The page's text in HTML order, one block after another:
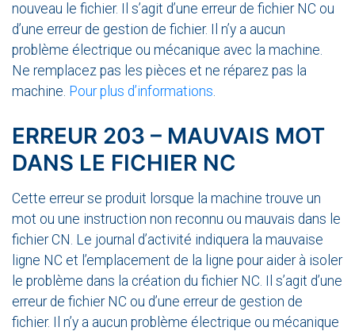
nouveau le fichier. Il s’agit d’une erreur de fichier NC ou
d’une erreur de gestion de fichier. Il n’y a aucun
problème électrique ou mécanique avec la machine.
Ne remplacez pas les pièces et ne réparez pas la
machine. Pour plus d’informations.
ERREUR 203 – MAUVAIS MOT
DANS LE FICHIER NC
Cette erreur se produit lorsque la machine trouve un
mot ou une instruction non reconnu ou mauvais dans le
fichier CN. Le journal d’activité indiquera la mauvaise
ligne NC et l’emplacement de la ligne pour aider à isoler
le problème dans la création du fichier NC. Il s’agit d’une
erreur de fichier NC ou d’une erreur de gestion de
fichier. Il n’y a aucun problème électrique ou mécanique